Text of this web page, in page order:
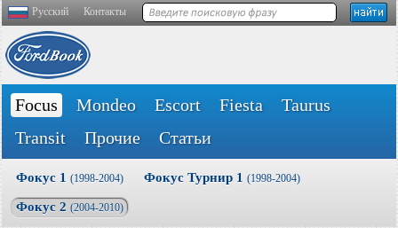
Русский Контакты
Focus Mondeo Escort Fiesta
Taurus
Transit
Прочие Статьи
Фокус 1 (1998-2004) Фокус Турнир 1 (1998-2004)
Фокус 2 (2004-2010)